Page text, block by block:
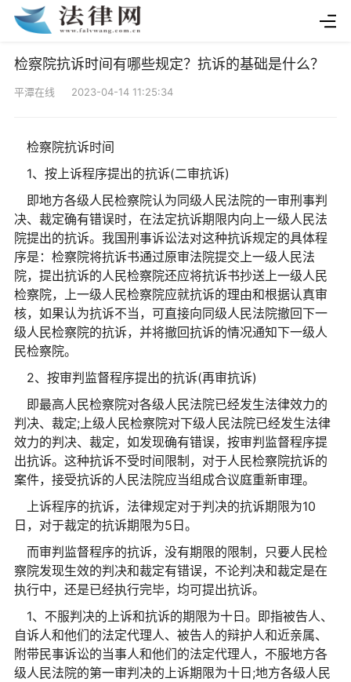
检察院抗诉时间有哪些规定？抗诉的基础是什么？
平潭在线 2023-04-14 11:25:34
检察院抗诉时间
1、按上诉程序提出的抗诉(二审抗诉)
即地方各级人民检察院认为同级人民法院的一审刑事判
决、裁定确有错误时，在法定抗诉期限内向上一级人民法
院提出的抗诉。我国刑事诉讼法对这种抗诉规定的具体程
序是：检察院将抗诉书通过原审法院提交上一级人民法
院，提出抗诉的人民检察院还应将抗诉书抄送上一级人民
检察院，上一级人民检察院应就抗诉的理由和根据认真审
核，如果认为抗诉不当，可直接向同级人民法院撤回下一
级人民检察院的抗诉，并将撤回抗诉的情况通知下一级人
民检察院。
2、按审判监督程序提出的抗诉(再审抗诉)
即最高人民检察院对各级人民法院已经发生法律效力的
判决、裁定;上级人民检察院对下级人民法院已经发生法律
效力的判决、裁定，如发现确有错误，按审判监督程序提
出抗诉。这种抗诉不受时间限制，对于人民检察院抗诉的
案件，接受抗诉的人民法院应当组成合议庭重新审理。
上诉程序的抗诉，法律规定对于判决的抗诉期限为10
日，对于裁定的抗诉期限为5日。
而审判监督程序的抗诉，没有期限的限制，只要人民检
察院发现生效的判决和裁定有错误，不论判决和裁定是在
执行中，还是已经执行完毕，均可提出抗诉。
1、不服判决的上诉和抗诉的期限为十日。即指被告人、
自诉人和他们的法定代理人、被告人的辩护人和近亲属、
附带民事诉讼的当事人和他们的法定代理人，不服地方各
级人民法院的第一审判决的上诉期限为十日;地方各级人民